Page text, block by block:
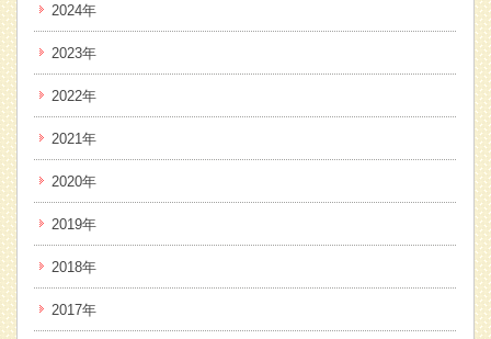
2024年
2023年
2022年
2021年
2020年
2019年
2018年
2017年